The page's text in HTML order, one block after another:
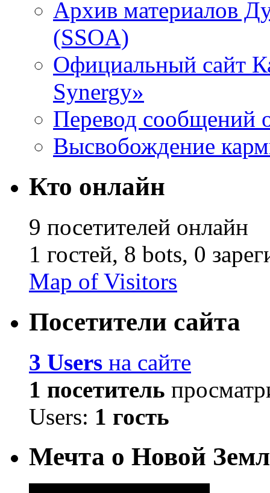
Архив материалов
(SSOA)
Официальный сайт
Synergy»
Перевод сообщений
Высвобождение
Кто онлайн
9 посетителей онлайн
1 гостей, 8 bots, 0
Map of Visitors
Посетители сайта
3 Users на сайте
1 посетитель
Users: 1 гость
Мечта о Новой